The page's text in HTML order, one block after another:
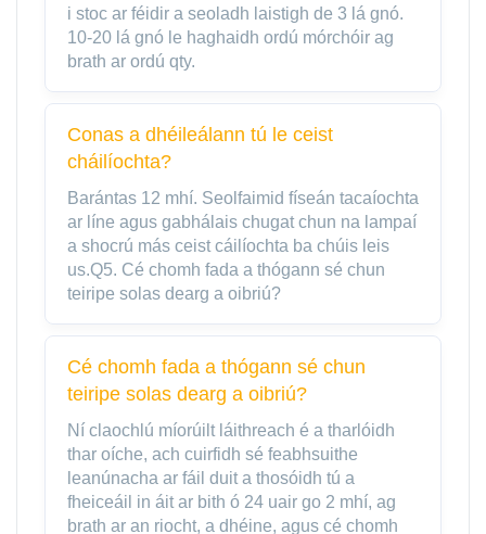
i stoc ar féidir a seoladh laistigh de 3 lá gnó.
10-20 lá gnó le haghaidh ordú mórchóir ag
brath ar ordú qty.
Conas a dhéileálann tú le ceist
cháilíochta?
Barántas 12 mhí. Seolfaimid físeán tacaíochta
ar líne agus gabhálais chugat chun na lampaí
a shocrú más ceist cáilíochta ba chúis leis
us.Q5. Cé chomh fada a thógann sé chun
teiripe solas dearg a oibriú?
Cé chomh fada a thógann sé chun
teiripe solas dearg a oibriú?
Ní claochlú míorúilt láithreach é a tharlóidh
thar oíche, ach cuirfidh sé feabhsuithe
leanúnacha ar fáil duit a thosóidh tú a
fheiceáil in áit ar bith ó 24 uair go 2 mhí, ag
brath ar an riocht, a dhéine, agus cé chomh